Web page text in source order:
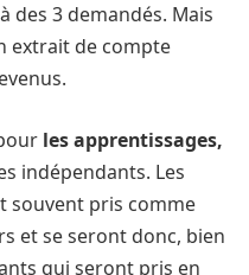
des 3 demandés. Mais
extrait de compte
les apprentissages,
indépendants. Les
souvent pris comme
et se seront donc, bien
qui seront pris en